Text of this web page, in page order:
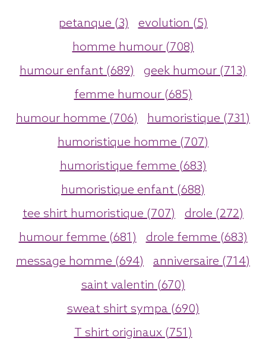
petanque (3)
evolution (5)
homme humour (708)
humour enfant (689)
geek humour (713)
femme humour (685)
humour homme (706)
humoristique (731)
humoristique homme (707)
humoristique femme (683)
humoristique enfant (688)
tee shirt humoristique (707)
drole (272)
humour femme (681)
drole femme (683)
message homme (694)
anniversaire (714)
saint valentin (670)
sweat shirt sympa (690)
T shirt originaux (751)